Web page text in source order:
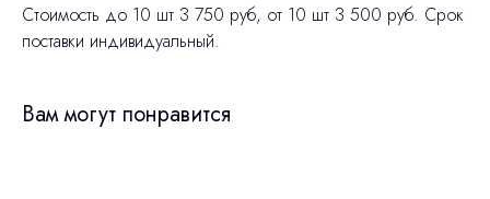
Стоимость до 10 шт 3 750 руб, от 10 шт 3 500 руб. Срок
поставки индивидуальный.
Вам могут понравится